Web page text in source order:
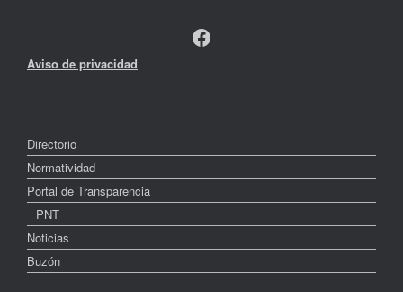
Facebook
Aviso de privacidad
Directorio
Normatividad
Portal de Transparencia
PNT
Noticias
Buzón